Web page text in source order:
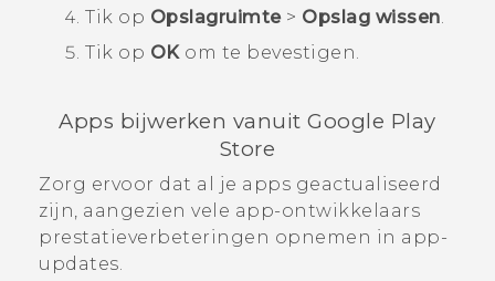
Tik op Opslagruimte> Opslag wissen.
Tik op OKom te bevestigen.
Apps bijwerken vanuitGoogle Play
Store
Zorg ervoor dat al je apps geactualiseerd
zijn, aangezien vele app-ontwikkelaars
prestatieverbeteringen opnemen in app-
updates.